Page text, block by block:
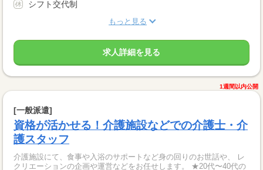
シフト交代制
もっと見る
求人詳細を見る
1週間以内公開
[一般派遣]
資格が活かせる！介護施設などでの介護士・介
護スタッフ
介護施設にて、食事や入浴のサポートなど身の回りのお世話や、 レ
クリエーションの企画や運営などをお任せします。 ★20代〜40代の